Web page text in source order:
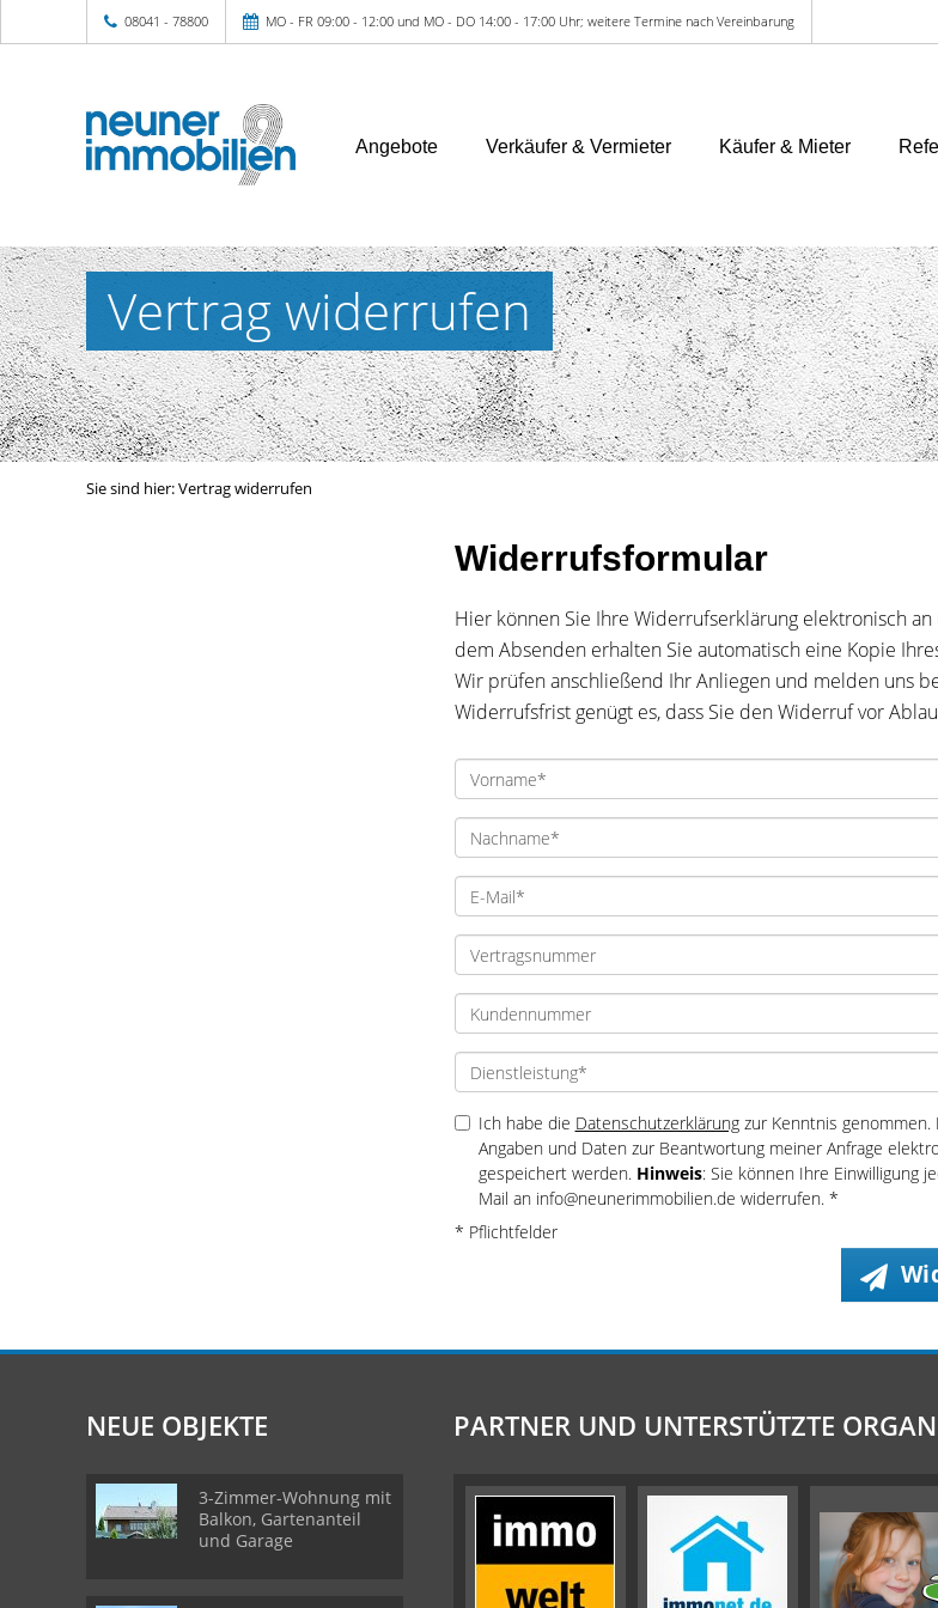
08041 - 78800 MO - FR 09:00 - 12:00 und MO - DO 14:00 - 17:00 Uhr; weitere Termine nach Vereinbarung
Angebote Verkäufer & Vermieter Käufer & Mieter
Vertrag widerrufen
Sie sind hier:Vertrag widerrufen
Widerrufsformular
Hier können Sie Ihre Widerrufserklärung elektronisch
dem Absenden erhalten Sie automatisch eine Kopie
Wir prüfen anschließend Ihr Anliegen und melden uns
Widerrufsfrist genügt es, dass Sie den Widerruf vor
Ich habe die Datenschutzerklärungzur Kenntnis genommen.
Angaben und Daten zur Beantwortung meiner Anfrage
gespeichert werden. Hinweis: Sie können Ihre Einwilligung
Mail an info@neunerimmobilien.de widerrufen. *
* Pflichtfelder
NEUE OBJEKTE
3-Zimmer-Wohnung mit
Balkon, Gartenanteil
und Garage
PARTNER UND UNTERSTÜTZTE